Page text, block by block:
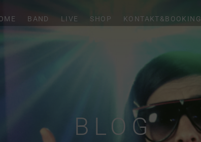
BAND LIVE SHOP KONTAKT&BOOKING
BLOG